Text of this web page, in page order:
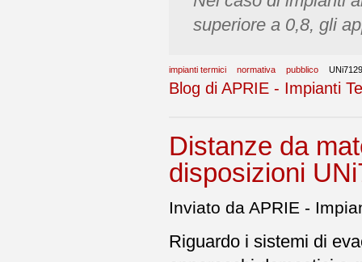
superiore a 0,8, gli
impianti termici normativa pubblico
Blog di APRIE - Impianti
Distanze da
disposizioni
Inviato da APRIE -
Riguardo i sistemi di